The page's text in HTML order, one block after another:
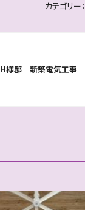
カテゴリー：
H様邸 新築電気工事